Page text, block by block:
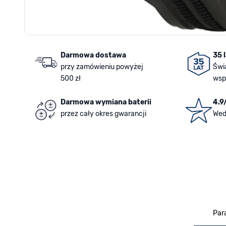
Darmowa dostawa
przy zamówieniu powyżej
500 zł
35
Darmowa wymiana baterii
przez cały okres gwarancji